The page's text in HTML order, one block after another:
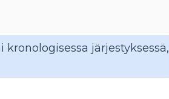
järjestyksessä,